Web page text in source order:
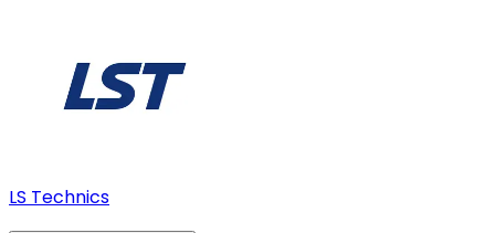
LS Technics